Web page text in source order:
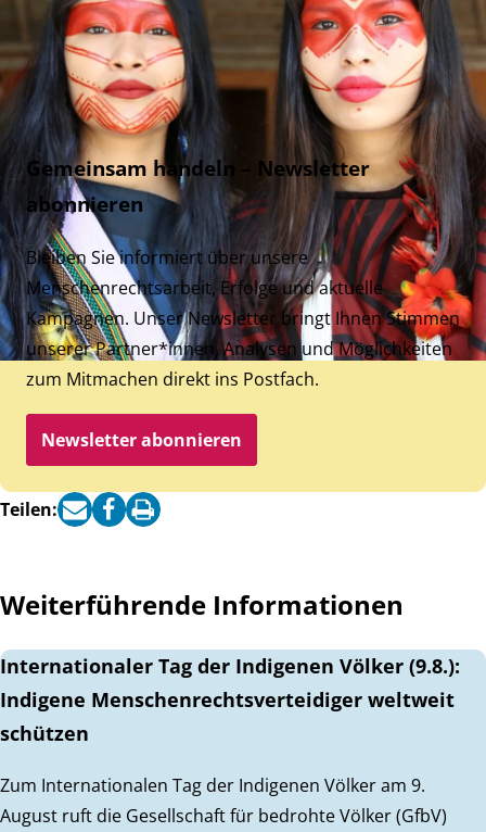
Gemeinsam handeln – Newsletter
abonnieren
Bleiben Sie informiert über unsere
Menschenrechtsarbeit, Erfolge und aktuelle
Kampagnen. Unser Newsletter bringt Ihnen Stimmen
unserer Partner*innen, Analysen und Möglichkeiten
zum Mitmachen direkt ins Postfach.
Newsletter abonnieren
Teilen:
Weiterführende Informationen
Internationaler Tag der Indigenen Völker (9.8.):
Indigene Menschenrechtsverteidiger weltweit
schützen
Zum Internationalen Tag der Indigenen Völker am 9.
August ruft die Gesellschaft für bedrohte Völker (GfbV)